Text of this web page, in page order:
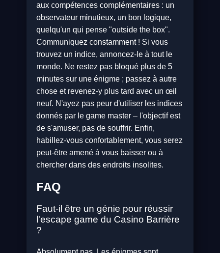
aux compétences complémentaires : un
observateur minutieux, un bon logique,
quelqu'un qui pense "outside the box".
Communiquez constamment ! Si vous
trouvez un indice, annoncez-le à tout le
monde. Ne restez pas bloqué plus de 5
minutes sur une énigme ; passez à autre
chose et revenez-y plus tard avec un œil
neuf. N'ayez pas peur d'utiliser les indices
donnés par le game master – l'objectif est
de s'amuser, pas de souffrir. Enfin,
habillez-vous confortablement, vous serez
peut-être amené à vous baisser ou à
chercher dans des endroits insolites.
FAQ
Faut-il être un génie pour réussir
l'escape game du Casino Barrière
?